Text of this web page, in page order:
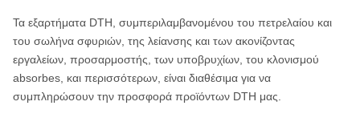
Τα εξαρτήματα DTH, συμπεριλαμβανομένου του πετρελαίου και
του σωλήνα σφυριών, της λείανσης και των ακονίζοντας
εργαλείων, προσαρμοστής, των υποβρυχίων, του κλονισμού
absorbes, και περισσότερων, είναι διαθέσιμα για να
συμπληρώσουν την προσφορά προϊόντων DTH μας.